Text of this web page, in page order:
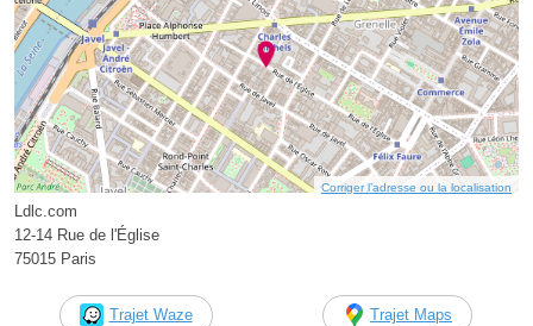
Corriger l’adresse ou la localisation
Ldlc.com
12-14 Rue de l'Église
75015 Paris
Trajet Waze Trajet Maps